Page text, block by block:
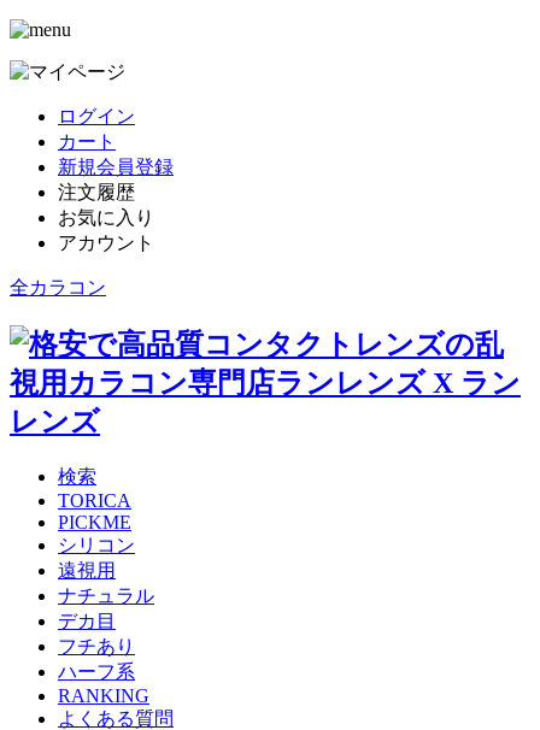
ログイン
カート
新規会員登録
注文履歴
お気に入り
アカウント
全カラコン
検索
TORICA
PICKME
シリコン
遠視用
ナチュラル
デカ目
フチあり
ハーフ系
RANKING
よくある質問